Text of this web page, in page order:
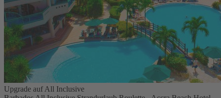
Upgrade auf All Inclusive